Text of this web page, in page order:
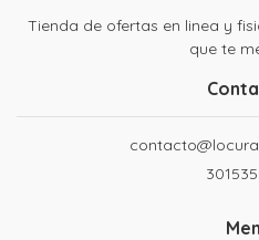
Tienda de ofertas en linea y
que te